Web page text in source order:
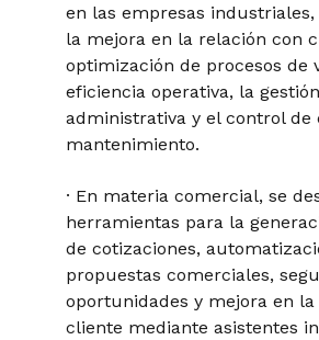
en las empresas
la mejora en la relación con
optimización de procesos de
eficiencia operativa, la gestión
administrativa y el control de
mantenimiento.
· En materia comercial, se
herramientas para la
de cotizaciones,
propuestas comerciales,
oportunidades y mejora en
cliente mediante asistentes